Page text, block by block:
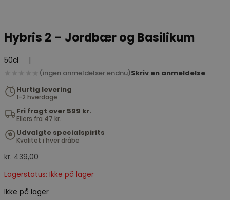
Hybris 2 – Jordbær og Basilikum
50cl
★★★★★ (ingen anmeldelser endnu)Skriv en anmeldelse
Hurtig levering
1-2 hverdage
Fri fragt over 599 kr.
Ellers fra 47 kr.
Udvalgte specialspirits
Kvalitet i hver dråbe
kr. 439,00
Lagerstatus: Ikke på lager
Ikke på lager